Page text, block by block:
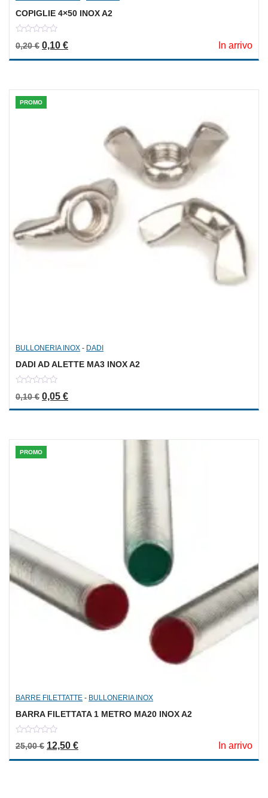
COPIGLIE 4×50 INOX A2
out
0,20€ Il prezzo originale era: 0,20 €.
0,10 €Il prezzo attuale è: 0,10 €. In arrivo
PROMO
BULLONERIA INOX - DADI
DADI AD ALETTE MA3 INOX A2
out
0,10€ Il prezzo originale era: 0,10 €.
0,05 €Il prezzo attuale è: 0,05 €.
PROMO
BARRE FILETTATTE - BULLONERIA INOX
BARRA FILETTATA 1 METRO MA20 INOX A2
out
25,00€ Il prezzo originale era: 25,00 €.
12,50 €Il prezzo attuale è: 12,50 €. In arrivo